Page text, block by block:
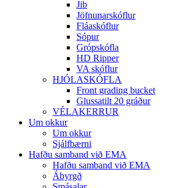
Jib
Jöfnunarskóflur
Fláaskóflur
Sópur
Grópskófla
HD Ripper
VA skóflur
HJÓLASKÓFLA
Front grading bucket
Glussatilt 20 gráður
VÉLAKERRUR
Um okkur
Um okkur
Sjálfbærni
Hafðu samband við EMA
Hafðu samband við EMA
Ábyrgð